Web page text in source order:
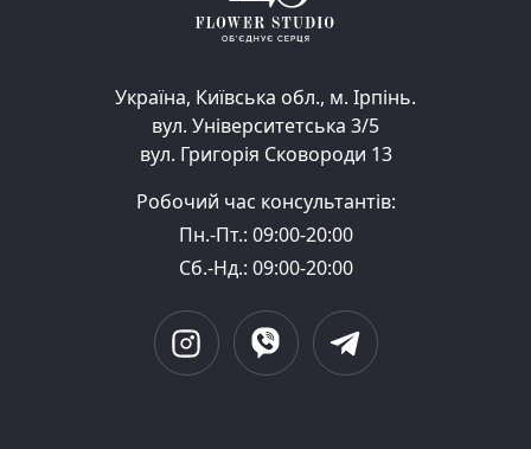
Україна, Київська обл., м. Ірпінь.
вул. Університетська 3/5
вул. Григорія Сковороди 13
Робочий час консультантів:
Пн.-Пт.: 09:00-20:00
Сб.-Нд.: 09:00-20:00